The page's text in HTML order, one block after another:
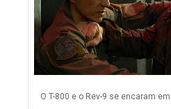
O T-800 e o Rev-9 se encaram